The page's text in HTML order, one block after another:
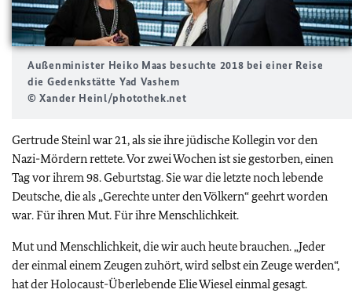
Außenminister Heiko Maas besuchte 2018 bei einer Reise
die Gedenkstätte Yad Vashem
© Xander Heinl/photothek.net
Gertrude Steinl war 21, als sie ihre jüdische Kollegin vor den
Nazi-Mördern rettete. Vor zwei Wochen ist sie gestorben, einen
Tag vor ihrem 98. Geburtstag. Sie war die letzte noch lebende
Deutsche, die als „Gerechte unter den Völkern“ geehrt worden
war. Für ihren Mut. Für ihre Menschlichkeit.
Mut und Menschlichkeit, die wir auch heute brauchen. „Jeder
der einmal einem Zeugen zuhört, wird selbst ein Zeuge werden“,
hat der Holocaust-Überlebende Elie Wiesel einmal gesagt.